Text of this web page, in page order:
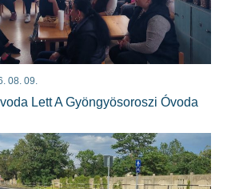
08. 09.
Lett A Gyöngyösoroszi Óvoda